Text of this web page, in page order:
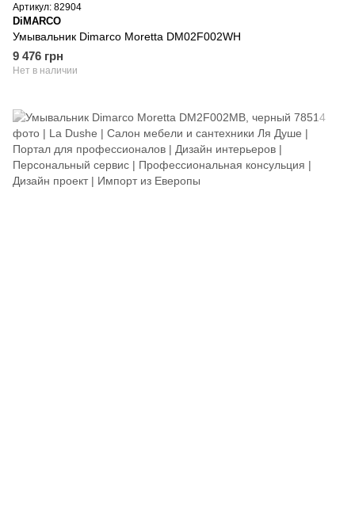
Артикул: 82904
DiMARCO
Умывальник Dimarco Moretta DM02F002WH
9 476 грн
Нет в наличии